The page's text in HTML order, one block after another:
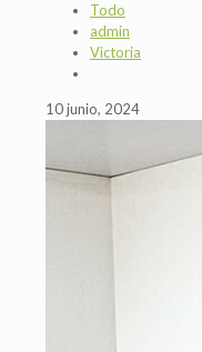
Todo
admin
Victoria
10 junio, 2024